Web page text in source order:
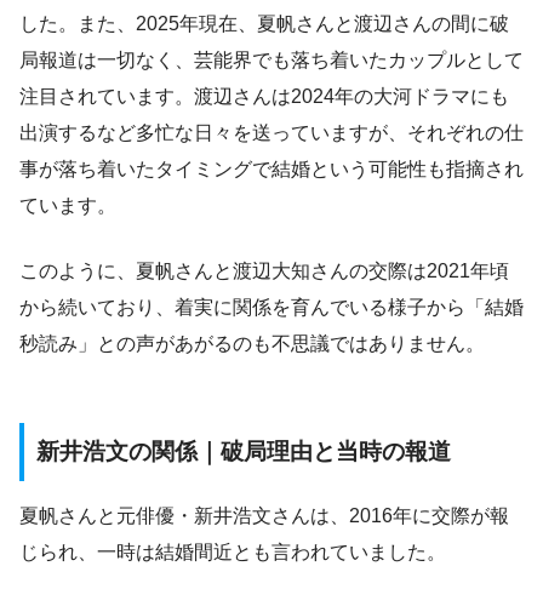
した。また、2025年現在、夏帆さんと渡辺さんの間に破
局報道は一切なく、芸能界でも落ち着いたカップルとして
注目されています。渡辺さんは2024年の大河ドラマにも
出演するなど多忙な日々を送っていますが、それぞれの仕
事が落ち着いたタイミングで結婚という可能性も指摘され
ています。
このように、夏帆さんと渡辺大知さんの交際は2021年頃
から続いており、着実に関係を育んでいる様子から「結婚
秒読み」との声があがるのも不思議ではありません。
新井浩文の関係｜破局理由と当時の報道
夏帆さんと元俳優・新井浩文さんは、2016年に交際が報
じられ、一時は結婚間近とも言われていました。